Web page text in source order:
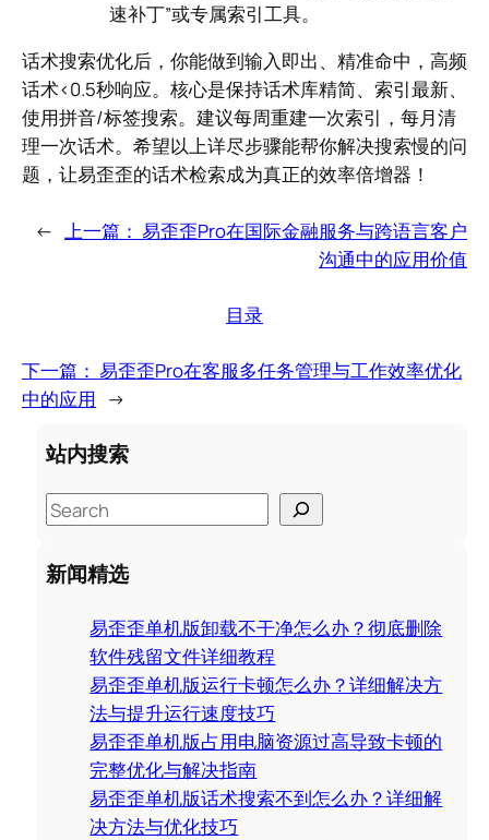
速补丁”或专属索引工具。
话术搜索优化后，你能做到输入即出、精准命中，高频
话术<0.5秒响应。核心是保持话术库精简、索引最新、
使用拼音/标签搜索。建议每周重建一次索引，每月清
理一次话术。希望以上详尽步骤能帮你解决搜索慢的问
题，让易歪歪的话术检索成为真正的效率倍增器！
← 上一篇： 易歪歪Pro在国际金融服务与跨语言客户
沟通中的应用价值
目录
下一篇： 易歪歪Pro在客服多任务管理与工作效率优化
中的应用 →
站内搜索
S
e
a
r
新闻精选
易歪歪单机版卸载不干净怎么办？彻底删除
软件残留文件详细教程
易歪歪单机版运行卡顿怎么办？详细解决方
法与提升运行速度技巧
易歪歪单机版占用电脑资源过高导致卡顿的
完整优化与解决指南
易歪歪单机版话术搜索不到怎么办？详细解
决方法与优化技巧